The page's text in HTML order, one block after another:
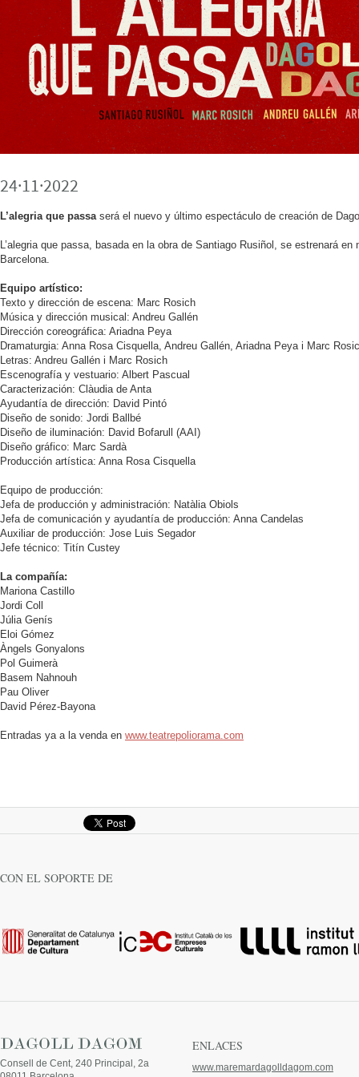
24·11·2022
L’alegria que passaserá el nuevo y último espectáculo de creación de
L’alegria que passa, basada en la obra de Santiago Rusiñol, se estrenará
Barcelona.
Equipo artístico:
Texto y dirección de escena: Marc Rosich
Música y dirección musical: Andreu Gallén
Dirección coreográfica: Ariadna Peya
Dramaturgia: Anna Rosa Cisquella, Andreu Gallén, Ariadna Peya i Marc
Letras: Andreu Gallén i Marc Rosich
Escenografía y vestuario: Albert Pascual
Caracterización: Clàudia de Anta
Ayudantía de dirección: David Pintó
Diseño de sonido: Jordi Ballbé
Diseño de iluminación: David Bofarull (AAI)
Diseño gráfico: Marc Sardà
Producción artística: Anna Rosa Cisquella
Equipo de producción:
Jefa de producción y administración: Natàlia Obiols
Jefa de comunicación y ayudantía de producción: Anna Candelas
Auxiliar de producción: Jose Luis Segador
Jefe técnico: Titín Custey
La compañía:
Mariona Castillo
Jordi Coll
Júlia Genís
Eloi Gómez
Àngels Gonyalons
Pol Guimerà
Basem Nahnouh
Pau Oliver
David Pérez-Bayona
Entradas ya a la venda en www.teatrepoliorama.com
CON EL SOPORTE DE
Consell de Cent, 240 Principal, 2a
ENLACES
www.maremardagolldagom.com